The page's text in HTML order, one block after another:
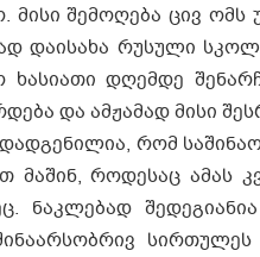
მისი შემოღება ცივ
დაისახა რუსული
დღემდე
და ამჟამად მისი
რომ
მაშინ, როდესაც ამას
ნაკლებად